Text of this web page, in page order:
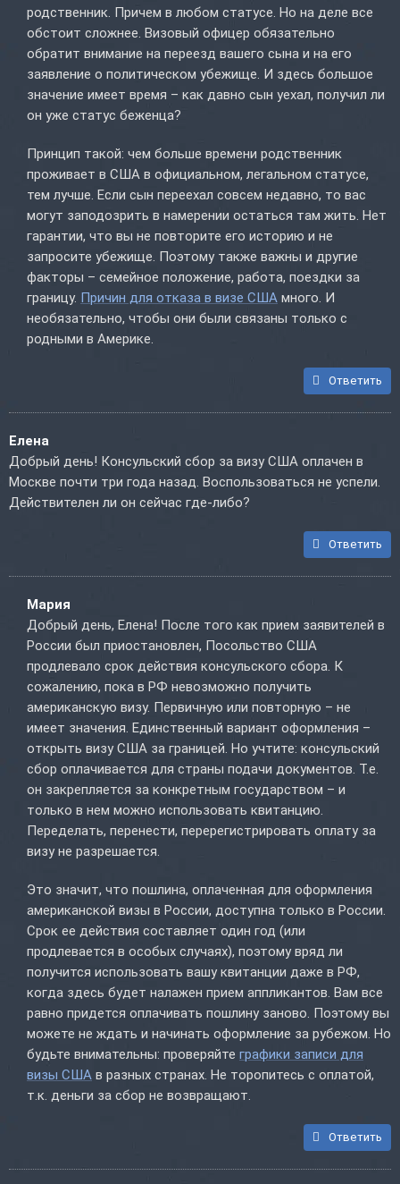
родственник. Причем в любом статусе. Но на деле все
обстоит сложнее. Визовый офицер обязательно
обратит внимание на переезд вашего сына и на его
заявление о политическом убежище. И здесь большое
значение имеет время – как давно сын уехал, получил ли
он уже статус беженца?
Принцип такой: чем больше времени родственник
проживает в США в официальном, легальном статусе,
тем лучше. Если сын переехал совсем недавно, то вас
могут заподозрить в намерении остаться там жить. Нет
гарантии, что вы не повторите его историю и не
запросите убежище. Поэтому также важны и другие
факторы – семейное положение, работа, поездки за
границу. Причин для отказа в визе США много. И
необязательно, чтобы они были связаны только с
родными в Америке.
Ответить
Елена
Добрый день! Консульский сбор за визу США оплачен в
Москве почти три года назад. Воспользоваться не успели.
Действителен ли он сейчас где-либо?
Ответить
Мария
Добрый день, Елена! После того как прием заявителей в
России был приостановлен, Посольство США
продлевало срок действия консульского сбора. К
сожалению, пока в РФ невозможно получить
американскую визу. Первичную или повторную – не
имеет значения. Единственный вариант оформления –
открыть визу США за границей. Но учтите: консульский
сбор оплачивается для страны подачи документов. Т.е.
он закрепляется за конкретным государством – и
только в нем можно использовать квитанцию.
Переделать, перенести, перерегистрировать оплату за
визу не разрешается.
Это значит, что пошлина, оплаченная для оформления
американской визы в России, доступна только в России.
Срок ее действия составляет один год (или
продлевается в особых случаях), поэтому вряд ли
получится использовать вашу квитанции даже в РФ,
когда здесь будет налажен прием аппликантов. Вам все
равно придется оплачивать пошлину заново. Поэтому вы
можете не ждать и начинать оформление за рубежом. Но
будьте внимательны: проверяйте графики записи для
визы США в разных странах. Не торопитесь с оплатой,
т.к. деньги за сбор не возвращают.
Ответить